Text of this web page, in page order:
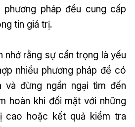
phương pháp đều cung cấp
tin giá trị.
nhớ rằng sự cẩn trọng là yếu
nhiều phương pháp để có
và đừng ngần ngại tìm đến
hoàn khi đối mặt với những
cao hoặc kết quả kiểm tra